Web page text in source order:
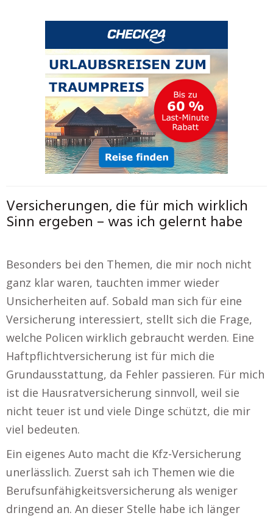
Versicherungen, die für mich wirklich
Sinn ergeben – was ich gelernt habe
Besonders bei den Themen, die mir noch nicht
ganz klar waren, tauchten immer wieder
Unsicherheiten auf. Sobald man sich für eine
Versicherung interessiert, stellt sich die Frage,
welche Policen wirklich gebraucht werden. Eine
Haftpflichtversicherung ist für mich die
Grundausstattung, da Fehler passieren. Für mich
ist die Hausratversicherung sinnvoll, weil sie
nicht teuer ist und viele Dinge schützt, die mir
viel bedeuten.
Ein eigenes Auto macht die Kfz-Versicherung
unerlässlich. Zuerst sah ich Themen wie die
Berufsunfähigkeitsversicherung als weniger
dringend an. An dieser Stelle habe ich länger